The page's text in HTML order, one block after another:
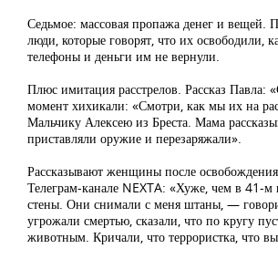
Седьмое: массовая пропажа денег и вещей.
люди, которые говорят, что их освободили,
телефоны и деньги им не вернули.
Плюс имитация расстрелов. Рассказ Павла:
момент хихикали: «Смотри, как мы их на
Мальчику Алексею из Бреста. Мама
приставляли оружие и перезаряжали».
Рассказывают женщины после
Телеграм-канале NEXTA: «Хуже, чем в 41-м
стены. Они снимали с меня штаны, —
угрожали смертью, сказали, что по кругу
животным. Кричали, что террористка, что